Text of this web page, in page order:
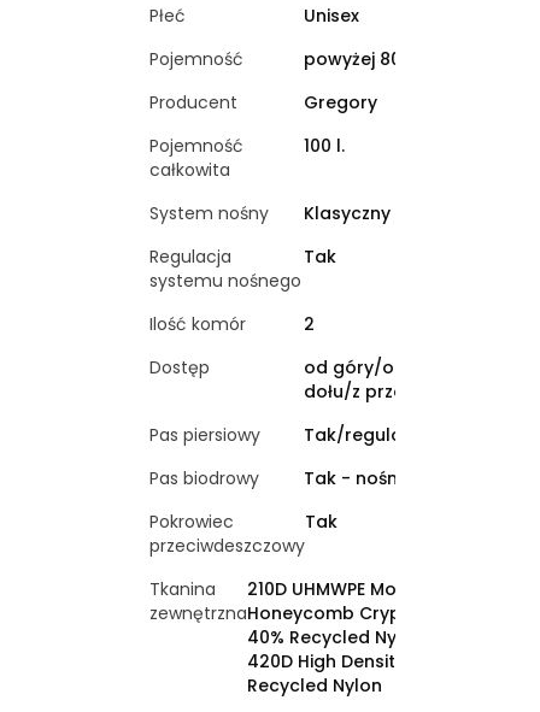
Płeć
Unisex
Pojemność
powyżej 80 l.
Producent
Gregory
Pojemność
całkowita
100 l.
System nośny
Klasyczny
Regulacja
systemu nośnego
Tak
Ilość komór
2
Dostęp
od góry/od
dołu/z przodu
Pas piersiowy
Tak/regulowany
Pas biodrowy
Tak - nośny
Pokrowiec
przeciwdeszczowy
Tak
Tkanina
zewnętrzna
210D UHMWPE Molecular
Honeycomb Cryptorip
40% Recycled Nylon /
420D High Density 40%
Recycled Nylon